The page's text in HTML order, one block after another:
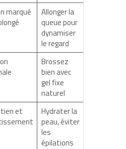
marqué
Allonger la
queue pour
dynamiser
le regard
Brossez
bien avec
gel fixe
naturel
et
Hydrater la
peau, éviter
les
épilations